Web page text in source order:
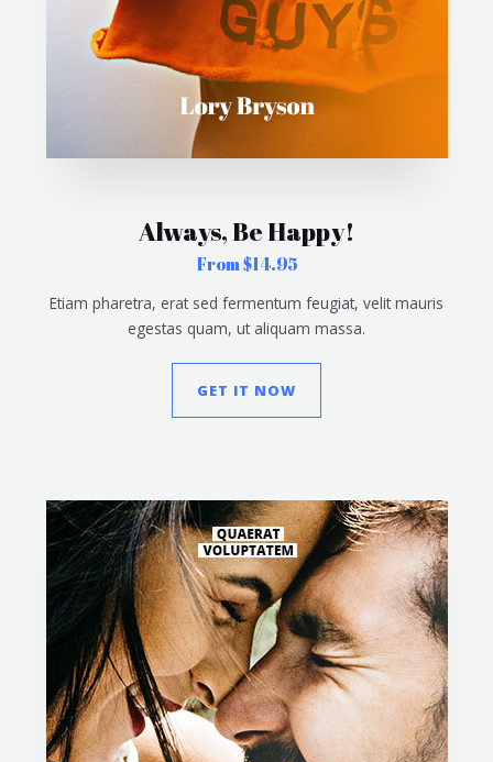
Always, Be Happy!
From $14.95
Etiam pharetra, erat sed fermentum feugiat, velit mauris
egestas quam, ut aliquam massa.
GET IT NOW